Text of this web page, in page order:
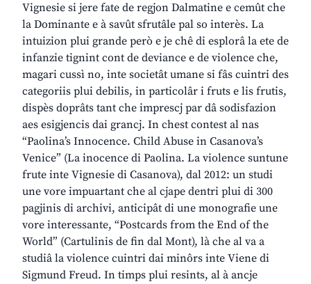
Vignesie si jere fate de regjon Dalmatine e cemût che
la Dominante e à savût sfrutâle pal so interès. La
intuizion plui grande però e je chê di esplorâ la ete de
infanzie tignint cont de deviance e de violence che,
magari cussì no, inte societât umane si fâs cuintri des
categoriis plui debilis, in particolâr i fruts e lis frutis,
dispès doprâts tant che imprescj par dâ sodisfazion
aes esigjencis dai grancj. In chest contest al nas
“Paolina’s Innocence. Child Abuse in Casanova’s
Venice” (La inocence di Paolina. La violence suntune
frute inte Vignesie di Casanova), dal 2012: un studi
une vore impuartant che al cjape dentri plui di 300
pagjinis di archivi, anticipât di une monografie une
vore interessante, “Postcards from the End of the
World” (Cartulinis de fin dal Mont), là che al va a
studiâ la violence cuintri dai minôrs inte Viene di
Sigmund Freud. In timps plui resints, al à ancje